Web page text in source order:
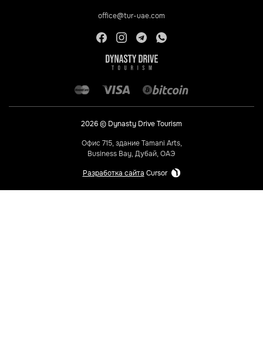
office@tur-uae.com
2026 © Dynasty Drive Tourism
Офис 715, здание Tamani Arts,
Business Bay, Дубай, ОАЭ
Разработка сайта Cursor